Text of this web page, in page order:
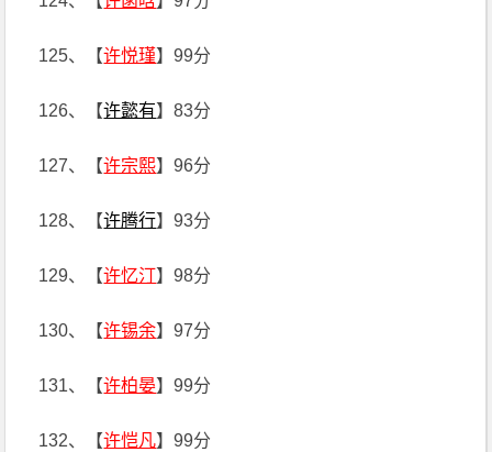
125、【许悦瑾】99分
126、【许懿有】83分
127、【许宗熙】96分
128、【许腾行】93分
129、【许忆汀】98分
130、【许锡余】97分
131、【许柏晏】99分
132、【许恺凡】99分